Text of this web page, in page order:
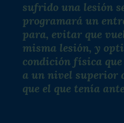
sufrido una lesión
programará un
para, evitar que
misma lesión, y
condición física
a un nivel superior
que el que tenía